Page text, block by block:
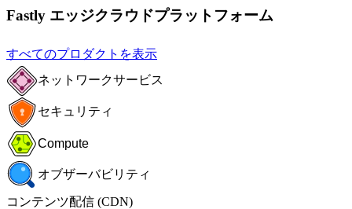
Fastly エッジクラウドプラットフォーム
すべてのプロダクトを表示
ネットワークサービス
セキュリティ
Compute
オブザーバビリティ
コンテンツ配信 (CDN)